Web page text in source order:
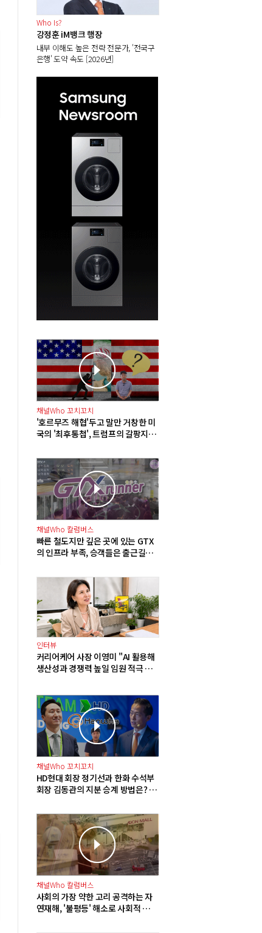
Who Is?
강정훈 iM뱅크 행장
내부 이해도 높은 전략 전문가, '전국구
은행' 도약 속도 [2026년]
채널Who 꼬치꼬치
'호르무즈 해협'두고 말만 거창한 미
국의 '최후통첩', 트럼프의 갈팡지팡
채널Who 칼럼버스
빠른 철도지만 깊은 곳에 있는 GTX
의 인프라 부족, 승객들은 출근길부
인터뷰
커리어케어 사장 이영미 "AI 활용해
생산성과 경쟁력 높일 임원 적극 영
채널Who 꼬치꼬치
HD현대 회장 정기선과 한화 수석부
회장 김동관의 지분 승계 방법은? 배
병
채널Who 칼럼버스
사회의 가장 약한 고리 공격하는 자
연재해, '불평등' 해소로 사회적 재